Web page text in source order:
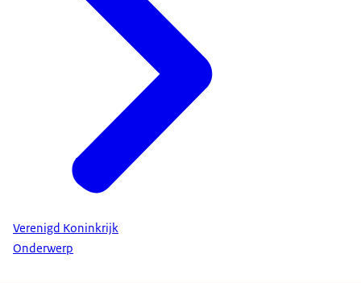
Verenigd Koninkrijk
Onderwerp